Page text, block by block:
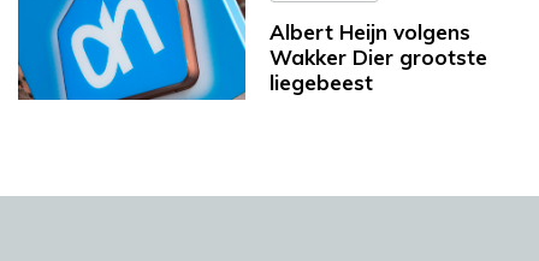
Albert Heijn volgens
Wakker Dier grootste
liegebeest